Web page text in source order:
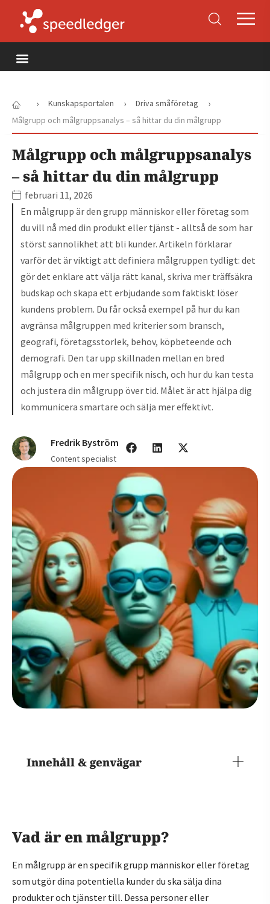
› Kunskapsportalen › Driva småföretag ›
Målgrupp och målgruppsanalys – så hittar du din målgrupp
Målgrupp och målgruppsanalys
– så hittar du din målgrupp
februari 11, 2026
En målgrupp är den grupp människor eller företag som
du vill nå med din produkt eller tjänst - alltså de som har
störst sannolikhet att bli kunder. Artikeln förklarar
varför det är viktigt att definiera målgruppen tydligt: det
gör det enklare att välja rätt kanal, skriva mer träffsäkra
budskap och skapa ett erbjudande som faktiskt löser
kundens problem. Du får också exempel på hur du kan
avgränsa målgruppen med kriterier som bransch,
geografi, företagsstorlek, behov, köpbeteende och
demografi. Den tar upp skillnaden mellan en bred
målgrupp och en mer specifik nisch, och hur du kan testa
och justera din målgrupp över tid. Målet är att hjälpa dig
kommunicera smartare och sälja mer effektivt.
Fredrik Byström
Content specialist
Innehåll & genvägar
Vad är en målgrupp?
En målgrupp är en specifik grupp människor eller företag
som utgör dina potentiella kunder du ska sälja dina
produkter och tjänster till. Dessa personer eller